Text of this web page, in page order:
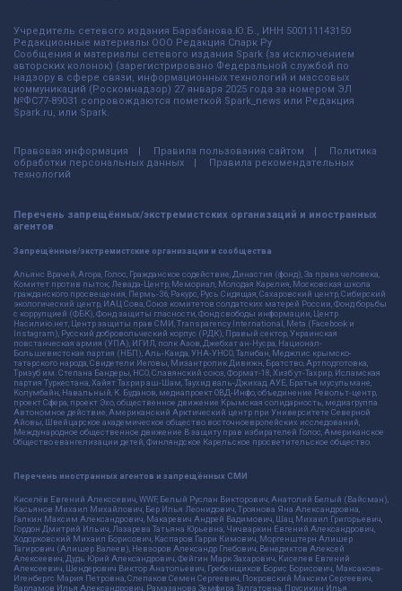
Учредитель сетевого издания Барабанова.Ю.Б., ИНН 500111143150
Редакционные материалы ООО Редакция Спарк Ру
Сообщения и материалы сетевого издания Spark (за исключением
авторских колонок) (зарегистрировано Федеральной службой по
надзору в сфере связи, информационных технологий и массовых
коммуникаций (Роскомнадзор) 27 января 2025 года за номером ЭЛ
№ФС77-89031 сопровождаются пометкой Spark_news или Редакция
Spark.ru, или Spark.
Правовая информация Правила пользования сайтом
Политика
обработки персональных данных
Правила рекомендательных
технологий
Перечень запрещённых/экстремистских организаций и иностранных
агентов
Запрещённые/экстремистские организации и сообщества
Альянс Врачей, Агора, Голос, Гражданское содействие, Династия (фонд), За права человека,
Комитет против пыток, Левада-Центр, Мемориал, Молодая Карелия, Московская школа
гражданского просвещения, Пермь-36, Ракурс, Русь Сидящая, Сахаровский центр, Сибирский
экологический центр, ИАЦ Сова, Союз комитетов солдатских матерей России, Фонд борьбы
с коррупцией (ФБК), Фонд защиты гласности, Фонд свободы информации, Центр
Насилию.нет, Центр защиты прав СМИ, Transparency International, Meta (Facebook и
Instagram), Русский добровольческий корпус (РДК), Правый сектор, Украинская
повстанческая армия (УПА), ИГИЛ, полк Азов, Джебхат ан-Нусра, Национал-
Большевистская партия (НБП), Аль-Каида, УНА-УНСО, Талибан, Меджлис крымско-
татарского народа, Свидетели Иеговы, Мизантропик Дивижн, Братство, Артподготовка,
Тризуб им. Степана Бандеры, НСО, Славянский союз, Формат-18, Хизб ут-Тахрир, Исламская
партия Туркестана, Хайят Тахрир аш-Шам, Таухид валь-Джихад, АУЕ, Братья мусульмане,
Колумбайн, Навальный, К. Буданов, медиапроект ОВД-Инфо, объединение Револьт-центр,
проект Сфера, проект Эхо, общественное движение Крымская солидарность, медиагруппа
Автономное действие, Американский Арктический центр при Университете Северной
Айовы, Швейцарское академическое общество восточноевропейских исследований,
Международное общественное движение В защиту прав избирателей Голос, Американское
Общество евангелизации детей, Финляндское Карельское просветительское общество.
Перечень иностранных агентов и запрещённых СМИ
Киселёв Евгений Алекссевич, WWF, Белый Руслан Викторович, Анатолий Белый (Вайсман),
Касьянов Михаил Михайлович, Бер Илья Леонидович, Троянова Яна Александровна,
Галкин Максим Александрович, Макаревич Андрей Вадимович, Шац Михаил Григорьевич,
Гордон Дмитрий Ильич, Лазарева Татьяна Юрьевна, Чичваркин Евгений Александрович,
Ходорковский Михаил Борисович, Каспаров Гарри Кимович, Моргенштерн Алишер
Тагирович (Алишер Валеев), Невзоров Александр Глебович, Венедиктов Алексей
Алексеевич, Дудь Юрий Александрович, Фейгин Марк Захарович, Киселев Евгений
Алексеевич, Шендерович Виктор Анатольевич, Гребенщиков Борис Борисович, Максакова-
Игенбергс Мария Петровна, Слепаков Семен Сергеевич, Покровский Максим Сергеевич,
Варламов Илья Александрович, Рамазанова Земфира Талгатовна, Прусикин Илья